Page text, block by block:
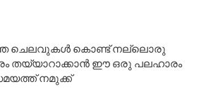
ചെലവുകൾ കൊണ്ട് നല്ലൊരു
തയ്യാറാക്കാൻ ഈ ഒരു പലഹാരം
നമുക്ക്